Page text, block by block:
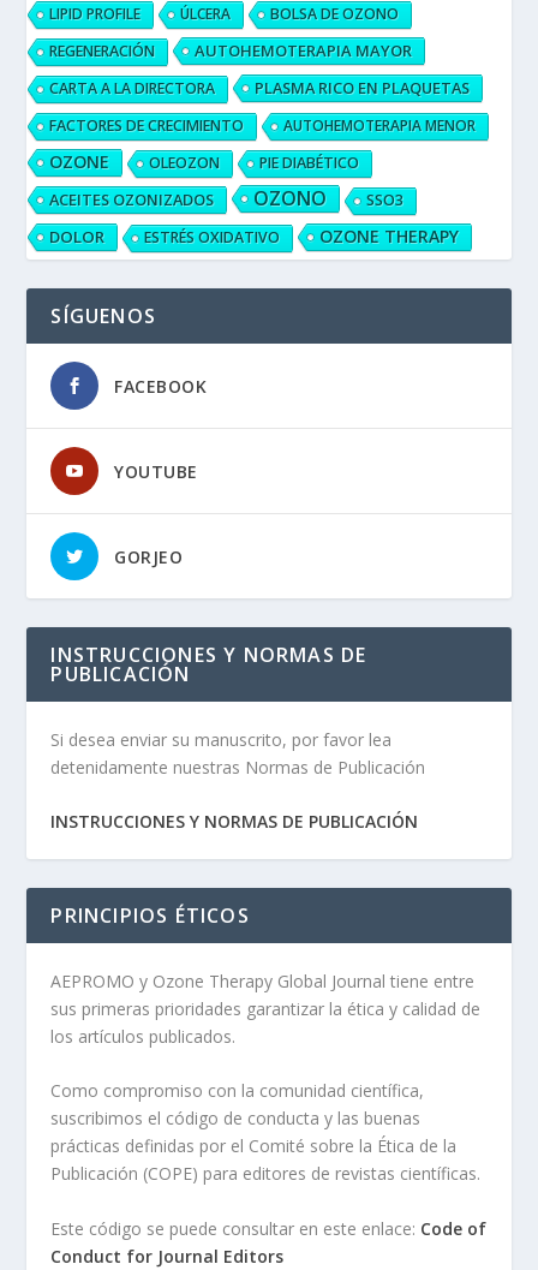
LIPID PROFILE
ÚLCERA
BOLSA DE OZONO
REGENERACIÓN
AUTOHEMOTERAPIA MAYOR
CARTA A LA DIRECTORA PLASMA RICO EN PLAQUETAS
FACTORES DE CRECIMIENTO AUTOHEMOTERAPIA MENOR
OZONE OLEOZON PIE DIABÉTICO
ACEITES OZONIZADOS OZONO SSO3
DOLOR ESTRÉS OXIDATIVO OZONE THERAPY
SÍGUENOS
FACEBOOK
YOUTUBE
GORJEO
INSTRUCCIONES Y NORMAS DE
PUBLICACIÓN
Si desea enviar su manuscrito, por favor lea
detenidamente nuestras Normas de Publicación
INSTRUCCIONES Y NORMAS DE PUBLICACIÓN
PRINCIPIOS ÉTICOS
AEPROMO y Ozone Therapy Global Journal tiene entre
sus primeras prioridades garantizar la ética y calidad de
los artículos publicados.
Como compromiso con la comunidad científica,
suscribimos el código de conducta y las buenas
prácticas definidas por el Comité sobre la Ética de la
Publicación (COPE) para editores de revistas científicas.
Este código se puede consultar en este enlace: Code of
Conduct for Journal Editors